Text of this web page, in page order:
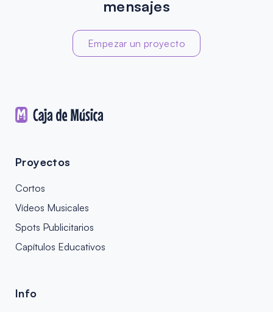
mensajes
Empezar un proyecto
Proyectos
Cortos
Vídeos Musicales
Spots Publicitarios
Capítulos Educativos
Info